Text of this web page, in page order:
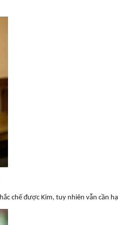
chế được Kim, tuy nhiên vẫn cần